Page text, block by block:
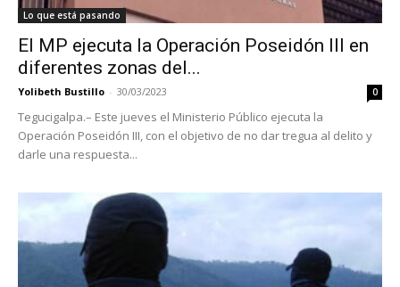
Lo que está pasando
El MP ejecuta la Operación Poseidón III en
diferentes zonas del...
Yolibeth Bustillo - 30/03/2023 0
Tegucigalpa.– Este jueves el Ministerio Público ejecuta la
Operación Poseidón III, con el objetivo de no dar tregua al delito y
darle una respuesta...